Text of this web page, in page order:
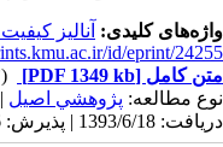
واژه‌های کلیدی: آنالیز
id/eprint/24255
متن کامل [PDF 1349 kb]
(۹۴۹۲ دریافت)
نوع مطالعه: پژوهشي اصیل
دریافت: 1393/6/18 | پذیرش: 1393/7/26